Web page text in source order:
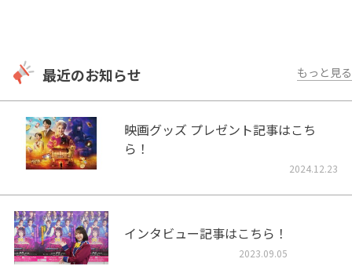
最近のお知らせ もっと見る
映画グッズ プレゼント記事はこち
ら！
2024.12.23
インタビュー記事はこちら！
2023.09.05